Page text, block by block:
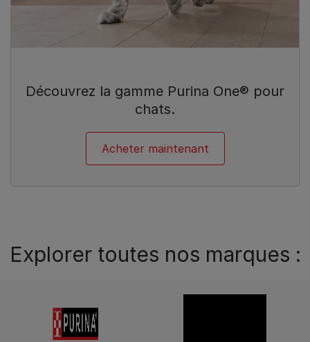
Découvrez la gamme Purina One® pour
chats.
Acheter maintenant
Explorer toutes nos marques :